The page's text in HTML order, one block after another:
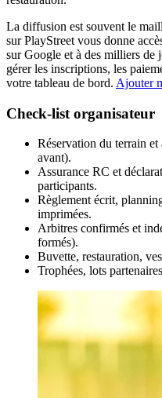
La diffusion est souvent le
sur PlayStreet vous donne
sur Google et à des milliers de
gérer les inscriptions, les
votre tableau de bord. Ajouter
Check-list organisateur
Réservation du terrain
avant).
Assurance RC et
participants.
Règlement écrit,
imprimées.
Arbitres confirmés et
formés).
Buvette, restauration,
Trophées, lots